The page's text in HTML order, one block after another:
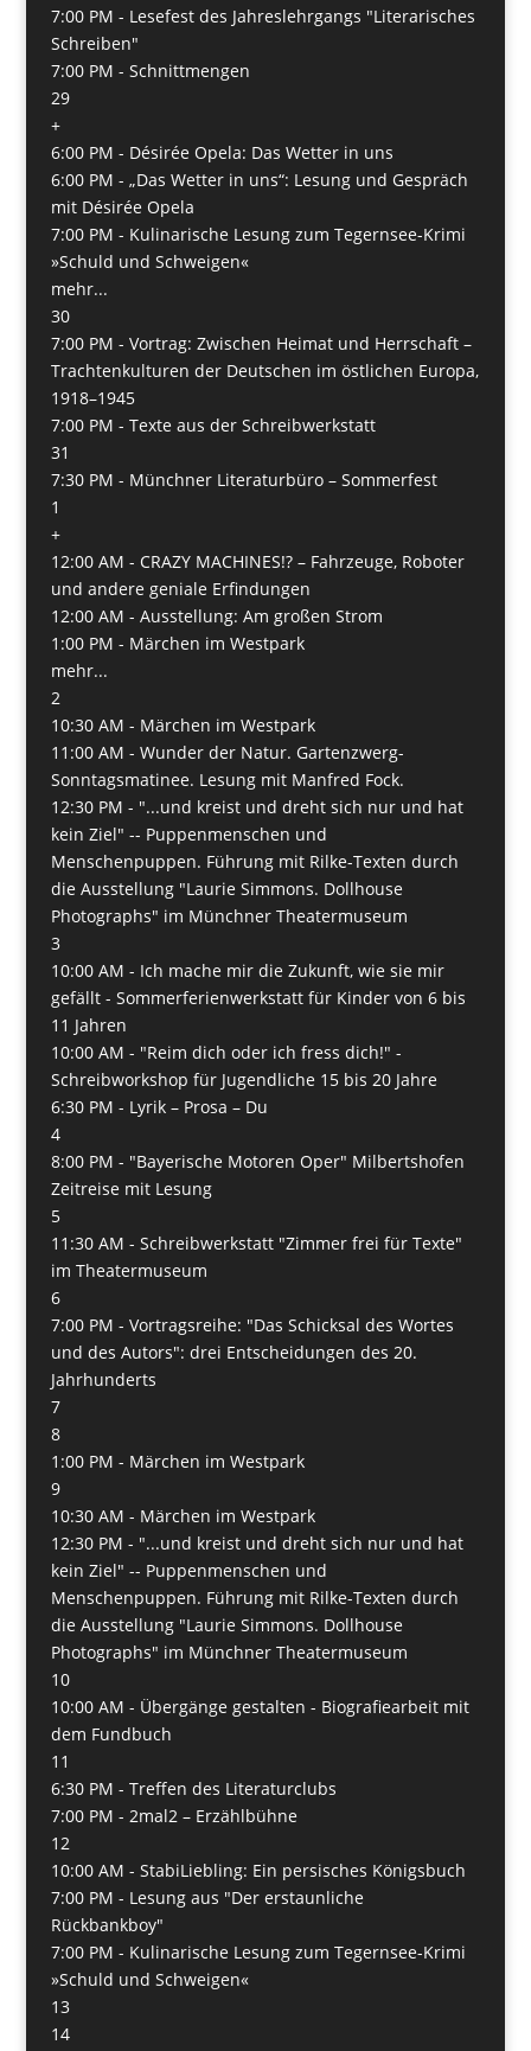
7:00 PM - Lesefest des Jahreslehrgangs "Literarisches
Schreiben"
7:00 PM - Schnittmengen
29
+
6:00 PM - Désirée Opela: Das Wetter in uns
6:00 PM - „Das Wetter in uns“: Lesung und Gespräch
mit Désirée Opela
7:00 PM - Kulinarische Lesung zum Tegernsee-Krimi
»Schuld und Schweigen«
mehr...
30
7:00 PM - Vortrag: Zwischen Heimat und Herrschaft –
Trachtenkulturen der Deutschen im östlichen Europa,
1918–1945
7:00 PM - Texte aus der Schreibwerkstatt
31
7:30 PM - Münchner Literaturbüro – Sommerfest
1
+
12:00 AM - CRAZY MACHINES!? – Fahrzeuge, Roboter
und andere geniale Erfindungen
12:00 AM - Ausstellung: Am großen Strom
1:00 PM - Märchen im Westpark
mehr...
2
10:30 AM - Märchen im Westpark
11:00 AM - Wunder der Natur. Gartenzwerg-
Sonntagsmatinee. Lesung mit Manfred Fock.
12:30 PM - "...und kreist und dreht sich nur und hat
kein Ziel" -- Puppenmenschen und
Menschenpuppen. Führung mit Rilke-Texten durch
die Ausstellung "Laurie Simmons. Dollhouse
Photographs" im Münchner Theatermuseum
3
10:00 AM - Ich mache mir die Zukunft, wie sie mir
gefällt - Sommerferienwerkstatt für Kinder von 6 bis
11 Jahren
10:00 AM - "Reim dich oder ich fress dich!" -
Schreibworkshop für Jugendliche 15 bis 20 Jahre
6:30 PM - Lyrik – Prosa – Du
4
8:00 PM - "Bayerische Motoren Oper" Milbertshofen
Zeitreise mit Lesung
5
11:30 AM - Schreibwerkstatt "Zimmer frei für Texte"
im Theatermuseum
6
7:00 PM - Vortragsreihe: "Das Schicksal des Wortes
und des Autors": drei Entscheidungen des 20.
Jahrhunderts
7
8
1:00 PM - Märchen im Westpark
9
10:30 AM - Märchen im Westpark
12:30 PM - "...und kreist und dreht sich nur und hat
kein Ziel" -- Puppenmenschen und
Menschenpuppen. Führung mit Rilke-Texten durch
die Ausstellung "Laurie Simmons. Dollhouse
Photographs" im Münchner Theatermuseum
10
10:00 AM - Übergänge gestalten - Biografiearbeit mit
dem Fundbuch
11
6:30 PM - Treffen des Literaturclubs
7:00 PM - 2mal2 – Erzählbühne
12
10:00 AM - StabiLiebling: Ein persisches Königsbuch
7:00 PM - Lesung aus "Der erstaunliche
Rückbankboy"
7:00 PM - Kulinarische Lesung zum Tegernsee-Krimi
»Schuld und Schweigen«
13
14